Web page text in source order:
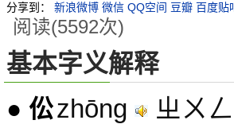
分享到：
新浪微博 微信 QQ空间 豆瓣 百度贴
阅读(5592次)
基本字义解释
● 伀zhōng ㄓㄨ